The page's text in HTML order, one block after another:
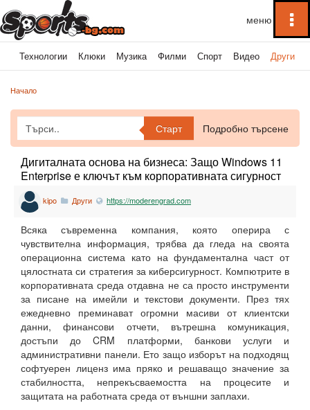
Технологии Клюки Музика Филми Спорт Видео Други
Начало
Старт Подробно търсене
Дигиталната основа на бизнеса: Защо Windows 11
Enterprise е ключът към корпоративната сигурност
kipo Други https://moderengrad.com
Всяка съвременна компания, която оперира с
чувствителна информация, трябва да гледа на своята
операционна система като на фундаментална част от
цялостната си стратегия за киберсигурност. Компютрите в
корпоративната среда отдавна не са просто инструменти
за писане на имейли и текстови документи. През тях
ежедневно преминават огромни масиви от клиентски
данни, финансови отчети, вътрешна комуникация,
достъпи до CRM платформи, банкови услуги и
административни панели. Ето защо изборът на подходящ
софтуерен лиценз има пряко и решаващо значение за
стабилността, непрекъсваемостта на процесите и
защитата на работната среда от външни заплахи.